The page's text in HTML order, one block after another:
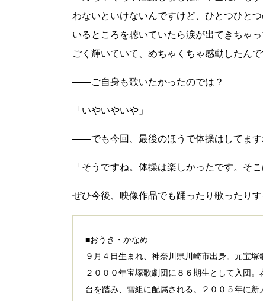
わないといけないんですけど、ひとつひと
いるところを聴いていたら涙が出てきちゃ
ごく輝いていて、めちゃくちゃ感動したん
――ご自身も歌いたかったのでは？
「いやいやいや」
――でも今回、最後のほうで体操はしてます
「そうですね。体操は楽しかったです。そ
ぜひ今後、映像作品でも踊ったり歌ったり
■おうき・かなめ
９月４日生まれ、神奈川県川崎市出身。元宝
２０００年宝塚歌劇団に８６期生として入団。
台を踏み、雪組に配属される。２００５年に